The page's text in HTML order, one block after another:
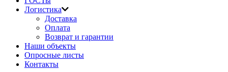
Логистика
Доставка
Оплата
Возврат и гарантии
Наши объекты
Опросные листы
Контакты